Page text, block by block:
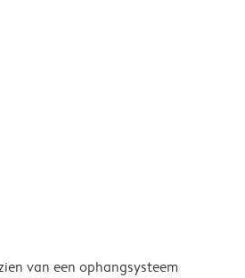
van een ophangsysteem